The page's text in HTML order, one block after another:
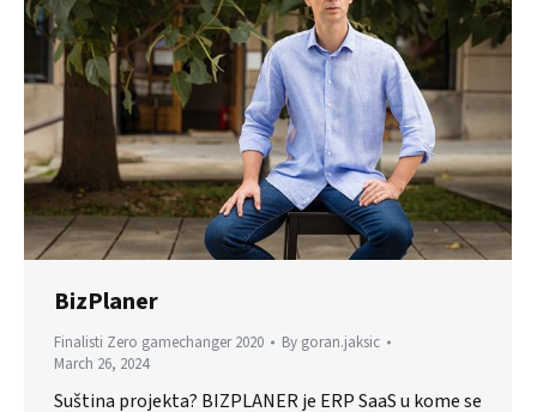
BizPlaner
Finalisti Zero gamechanger 2020 By goran.jaksic
March 26, 2024
Suština projekta? BIZPLANER je ERP SaaS u kome se